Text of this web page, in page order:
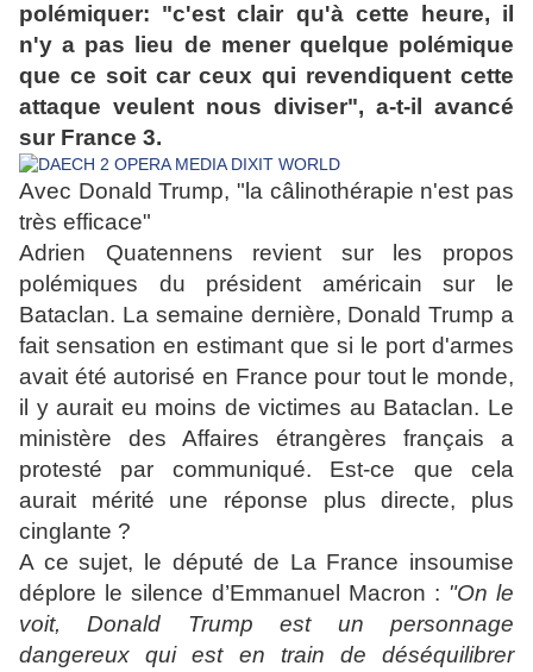
polémiquer: "c'est clair qu'à cette heure, il
n'y a pas lieu de mener quelque polémique
que ce soit car ceux qui revendiquent cette
attaque veulent nous diviser", a-t-il avancé
sur France 3.
Avec Donald Trump, "la câlinothérapie n'est pas
très efficace"
Adrien Quatennens revient sur les propos
polémiques du président américain sur le
Bataclan. La semaine dernière, Donald Trump a
fait sensation en estimant que si le port d'armes
avait été autorisé en France pour tout le monde,
il y aurait eu moins de victimes au Bataclan. Le
ministère des Affaires étrangères français a
protesté par communiqué. Est-ce que cela
aurait mérité une réponse plus directe, plus
cinglante ?
A ce sujet, le député de La France insoumise
déplore le silence d’Emmanuel Macron : "On le
voit, Donald Trump est un personnage
dangereux qui est en train de déséquilibrer